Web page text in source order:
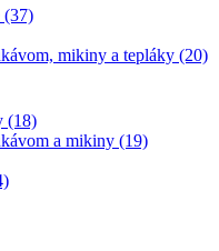
(37)
mikiny a tepláky (20)
(18)
a mikiny (19)